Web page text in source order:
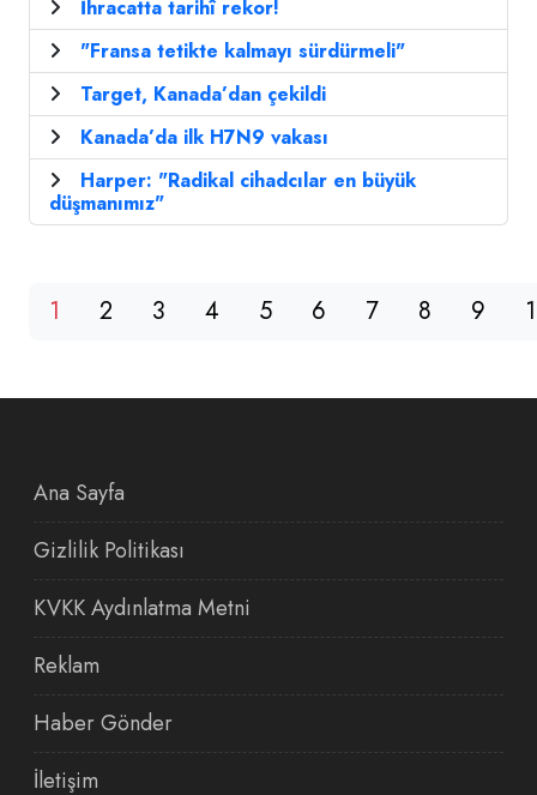
İhracatta tarihî rekor!
"Fransa tetikte kalmayı sürdürmeli"
Target, Kanada’dan çekildi
Kanada’da ilk H7N9 vakası
Harper: "Radikal cihadcılar en büyük
düşmanımız"
1 2 3 4 5 6 7 8 9
Ana Sayfa
Gizlilik Politikası
KVKK Aydınlatma Metni
Reklam
Haber Gönder
İletişim